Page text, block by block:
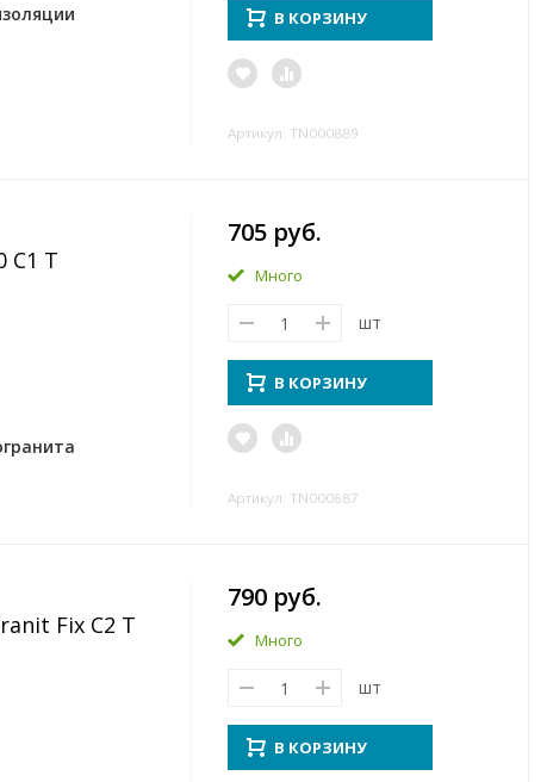
В КОРЗИНУ
Артикул: TN000889
C1 T
705 руб.
Много
шт
В КОРЗИНУ
Артикул: TN000687
Fix C2 T
790 руб.
Много
шт
В КОРЗИНУ